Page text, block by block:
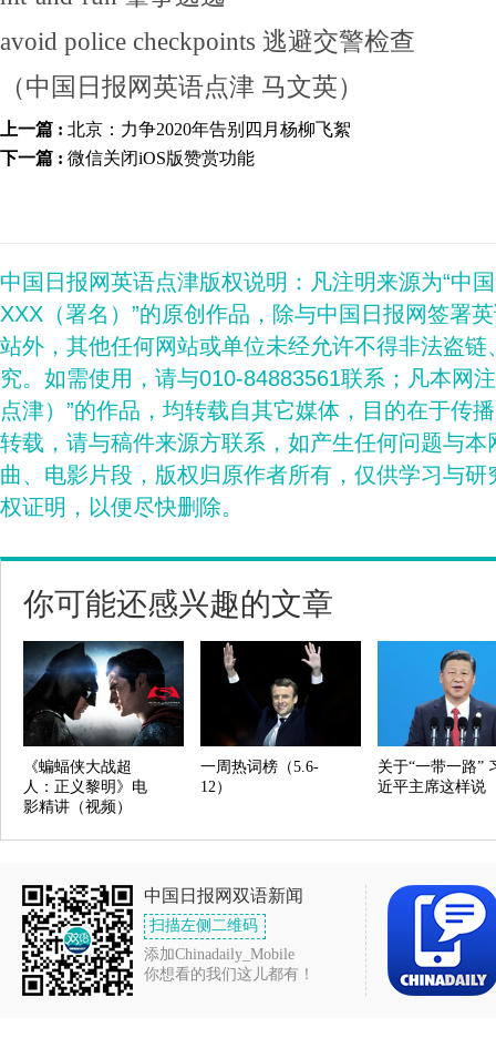
avoid police checkpoints 逃避交警检查
（中国日报网英语点津 马文英）
上一篇 : 北京：力争2020年告别四月杨柳飞絮
下一篇 : 微信关闭iOS版赞赏功能
中国日报网英语点津版权说明：凡注明来源为“中
XXX（署名）”的原创作品，除与中国日报网签署
站外，其他任何网站或单位未经允许不得非法盗
究。如需使用，请与010-84883561联系；凡本网
点津）”的作品，均转载自其它媒体，目的在于传
转载，请与稿件来源方联系，如产生任何问题与
曲、电影片段，版权归原作者所有，仅供学习与
权证明，以便尽快删除。
你可能还感兴趣的文章
《蝙蝠侠大战超
人：正义黎明》电
影精讲（视频）
一周热词榜（5.6-
12）
关于“一带一路”
近平主席这样说
中国日报网双语新闻
扫描左侧二维码
添加Chinadaily_Mobile
你想看的我们这儿都有！